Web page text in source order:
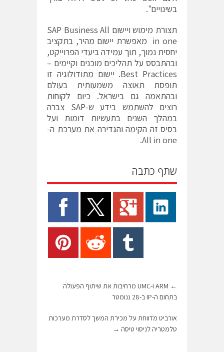
בשינויים".
תצורת מימוש ויישום SAP Business All
in one מאפשרת יישום מהיר, בתקציב
יחסית נמוך, תוך עמידה ביעדי הפרוייקט,
ובהתבסס על תהליכים מוכנים וקיימים –
Best Practices. יישום מתודולוגיה זו
תופסת תאוצה משמעותית בעולם
ובהתאמה גם בישראל. כיום לקוחות
רוצים להשתמש בידע ש-SAP צברה
במהלך השנים בתעשיות דומות ועל
בסיס זה הקימה והגדירה את מערכת ה-
All in one.
שתף כתבה
←
ARM ו-UMC מרחיבות את שיתוף הפעולה
בתחום ה-IP ב-28 ננומטר
אורביט מדווחת על מכירת המשך לסדרת מערכות
טלמטריה לניסוי טיסה →